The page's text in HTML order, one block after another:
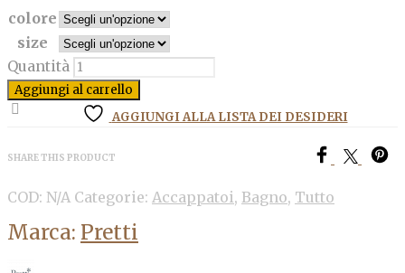
colore
size
Quantità
Aggiungi al carrello
AGGIUNGI ALLA LISTA DEI DESIDERI
SHARE THIS PRODUCT
COD: N/A Categorie: Accappatoi, Bagno, Tutto
Marca: Pretti